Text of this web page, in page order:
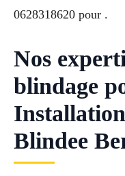
0628318620 pour .
Nos
blindage
Blindee